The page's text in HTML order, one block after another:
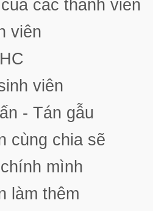
các thành viên
viên
viên
- Tán gẫu
cùng chia sẽ
mình
làm thêm